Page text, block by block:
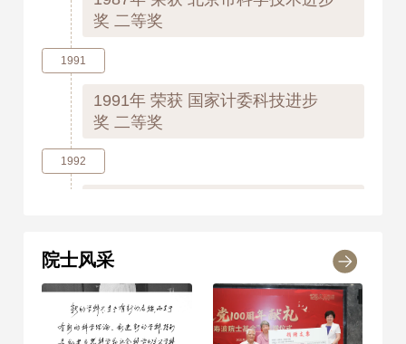
奖 二等奖
1991
1991年荣获 国家计委科技进步
奖 二等奖
1992
1993
1993年荣获 国家计委科技进步
奖 一等奖
院士风采